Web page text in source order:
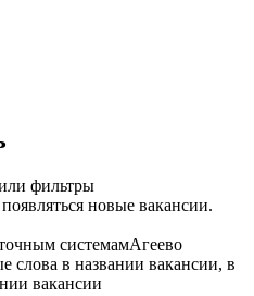
фильтры
новые вакансии.
системамАгеево
слова в названии вакансии, в
вакансии